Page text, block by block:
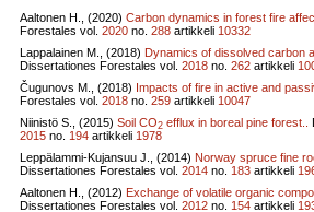
Aaltonen H., (2020) Carbon dynamics in forest fire
Forestales vol. 2020 no. 288 artikkeli 10332
Lappalainen M., (2018) Dynamics of dissolved carbon
Dissertationes Forestales vol. 2018 no. 262 artikkeli
Čugunovs M., (2018) Impacts of fire in active and
Forestales vol. 2018 no. 259 artikkeli 10047
Niinistö S., (2015) Soil CO2 efflux in boreal pine forest..
2015 no. 194 artikkeli 1978
Leppälammi-Kujansuu J., (2014) Norway spruce fine
Dissertationes Forestales vol. 2014 no. 183 artikkeli
Aaltonen H., (2012) Exchange of volatile organic
Dissertationes Forestales vol. 2012 no. 154 artikkeli